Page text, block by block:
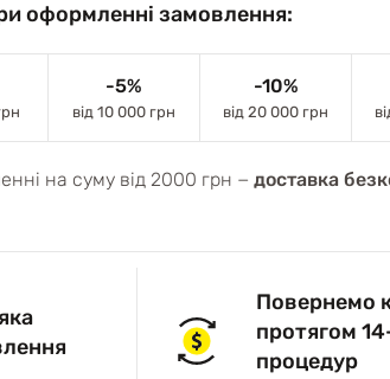
оформленні замовлення:
-5%
від 10 000 грн
-10%
від 20 000 грн
на суму від 2000 грн − доставка
Повернемо
протягом
процедур